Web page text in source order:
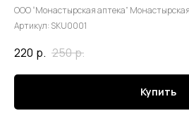
ООО “Монастырская аптека”
Артикул: SKU0001
220 р. 250р.
Купить